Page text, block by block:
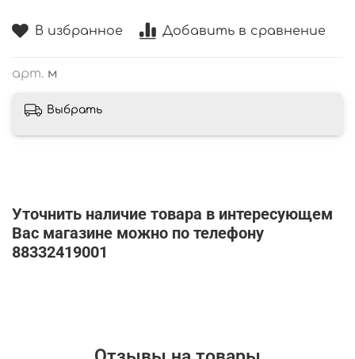
В избранное Добавить в сравнение
арт. м
Выбрать
Уточнить наличие товара в интересующем
Вас магазине можно по телефону
88332419001